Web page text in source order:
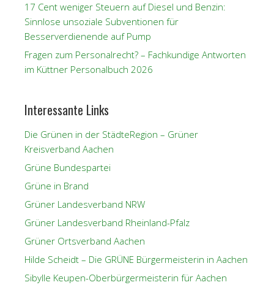
17 Cent weniger Steuern auf Diesel und Benzin:
Sinnlose unsoziale Subventionen für
Besserverdienende auf Pump
Fragen zum Personalrecht? – Fachkundige Antworten
im Küttner Personalbuch 2026
Interessante Links
Die Grünen in der StädteRegion – Grüner
Kreisverband Aachen
Grüne Bundespartei
Grüne in Brand
Grüner Landesverband NRW
Grüner Landesverband Rheinland-Pfalz
Grüner Ortsverband Aachen
Hilde Scheidt – Die GRÜNE Bürgermeisterin in Aachen
Sibylle Keupen-Oberbürgermeisterin für Aachen